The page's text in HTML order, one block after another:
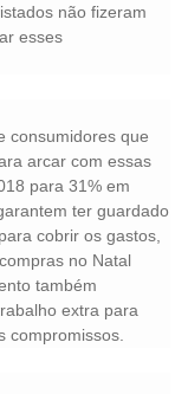
não fizeram
esses
consumidores que
arcar com essas
para 31% em
ter guardado
cobrir os gastos,
no Natal
também
extra para
compromissos.